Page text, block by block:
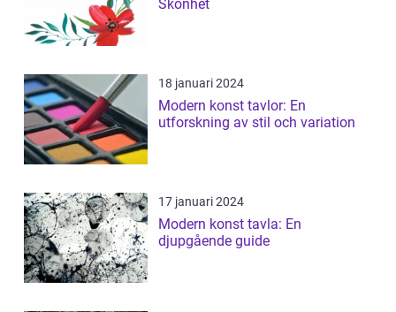
Skönhet
18 januari 2024
Modern konst tavlor: En
utforskning av stil och variation
17 januari 2024
Modern konst tavla: En
djupgående guide